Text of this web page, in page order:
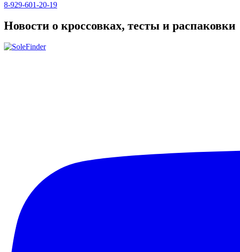
8-929-601-20-19
Новости о кроссовках, тесты и распаковки